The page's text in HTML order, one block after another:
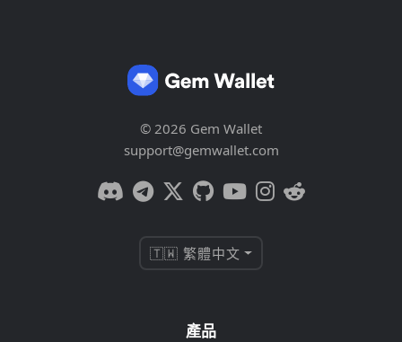
© 2026 Gem Wallet
support@gemwallet.com
🇹🇼 繁體中文
產品